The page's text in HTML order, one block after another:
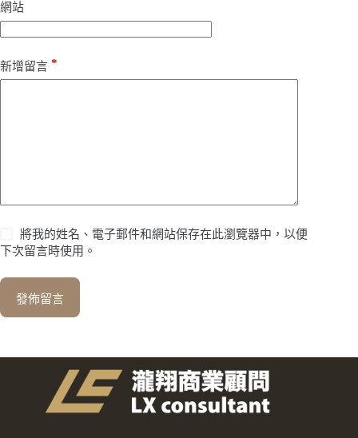
網站
新增留言 *
將我的姓名、電子郵件和網站保存在此瀏覽器中，以便
下次留言時使用。
發佈留言